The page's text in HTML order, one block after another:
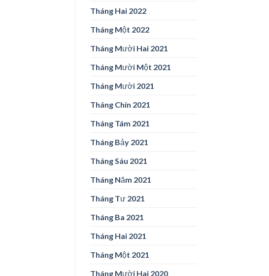
Tháng Hai 2022
Tháng Một 2022
Tháng Mười Hai 2021
Tháng Mười Một 2021
Tháng Mười 2021
Tháng Chín 2021
Tháng Tám 2021
Tháng Bảy 2021
Tháng Sáu 2021
Tháng Năm 2021
Tháng Tư 2021
Tháng Ba 2021
Tháng Hai 2021
Tháng Một 2021
Tháng Mười Hai 2020